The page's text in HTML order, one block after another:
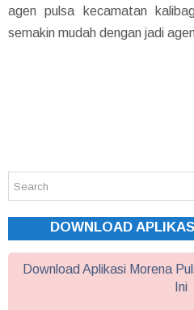
agen pulsa kecamatan
semakin mudah dengan jadi
DOWNLOAD
Download Aplikasi Morena
Ini